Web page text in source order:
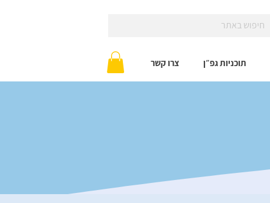
תוכניות גפ״ן צרו קשר